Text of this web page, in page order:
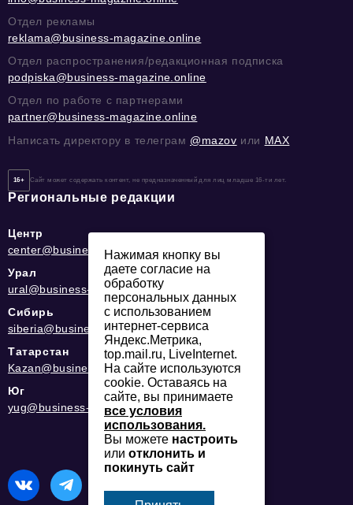
Отдел рекламы
reklama@business-magazine.online
Отдел распространения/редакционная подписка
podpiska@business-magazine.online
Отдел по работе с партнерами
partner@business-magazine.online
Написать директору в телеграм @mazov или MAX
16+ Сайт может содержать контент, не предназначенный для лиц младше 16-ти лет.
Региональные редакции
Центр
center@business-magazine.online
Урал
ural@business-magazine.online
Сибирь
siberia@business-magazine.online
Татарстан
Kazan@business-magazine.online
Юг
yug@business-magazine.online
Нажимая кнопку вы
даете согласие на
обработку
персональных данных
с использованием
интернет-сервиса
Яндекс.Метрика,
top.mail.ru, LiveInternet.
На сайте используются
cookie. Оставаясь на
сайте, вы принимаете
все условия
использования.
Вы можете настроить
или отклонить и
покинуть сайт